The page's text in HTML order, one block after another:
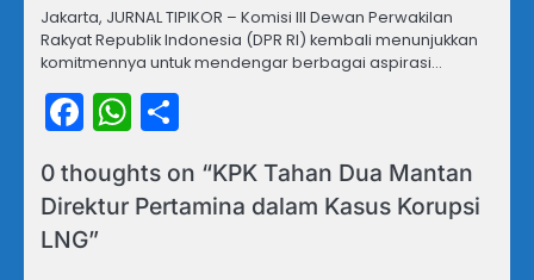
Jakarta, JURNAL TIPIKOR – Komisi III Dewan Perwakilan
Rakyat Republik Indonesia (DPR RI) kembali menunjukkan
komitmennya untuk mendengar berbagai aspirasi…
Facebook
WhatsApp
0 thoughts on “KPK Tahan Dua Mantan
Direktur Pertamina dalam Kasus Korupsi
LNG”